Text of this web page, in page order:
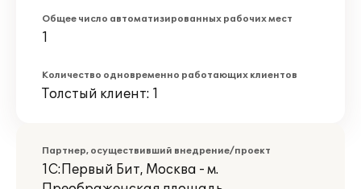
Общее число автоматизированных рабочих мест
1
Количество одновременно работающих клиентов
Толстый клиент: 1
Партнер, осуществивший внедрение/проект
1С:Первый Бит, Москва - м.